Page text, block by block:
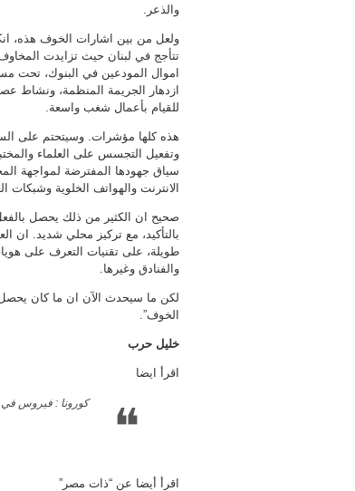
والذعر.
ولعل من بين اشارات الخوف هذه،
اموال المودعين في البنوك، تحت
ازدهار الجريمة المنظمة، ونشاط
للقيام بأعمال شغب واسعة.
هذه كلها مؤشرات. وسيتحتم على
وتفعيل التجسس على العلماء
سياق جهودها المفترضة لمواجهة
الانترنت والهواتف الخلوية وشبكات
صحيح ان الكثير من ذلك يحصل
بالتأكيد، مع تركيز محلي شديد. ان
طويلة، على تقنيات التعرف على
والفنادق وغيرها.
لكن ما سيحدث الآن ان ما كان يحصل
الخوف”.
خليل حرب
اقرأ ايضا
كورونا : فيروس في
اقرأ أيضا عن “ذات مصر”